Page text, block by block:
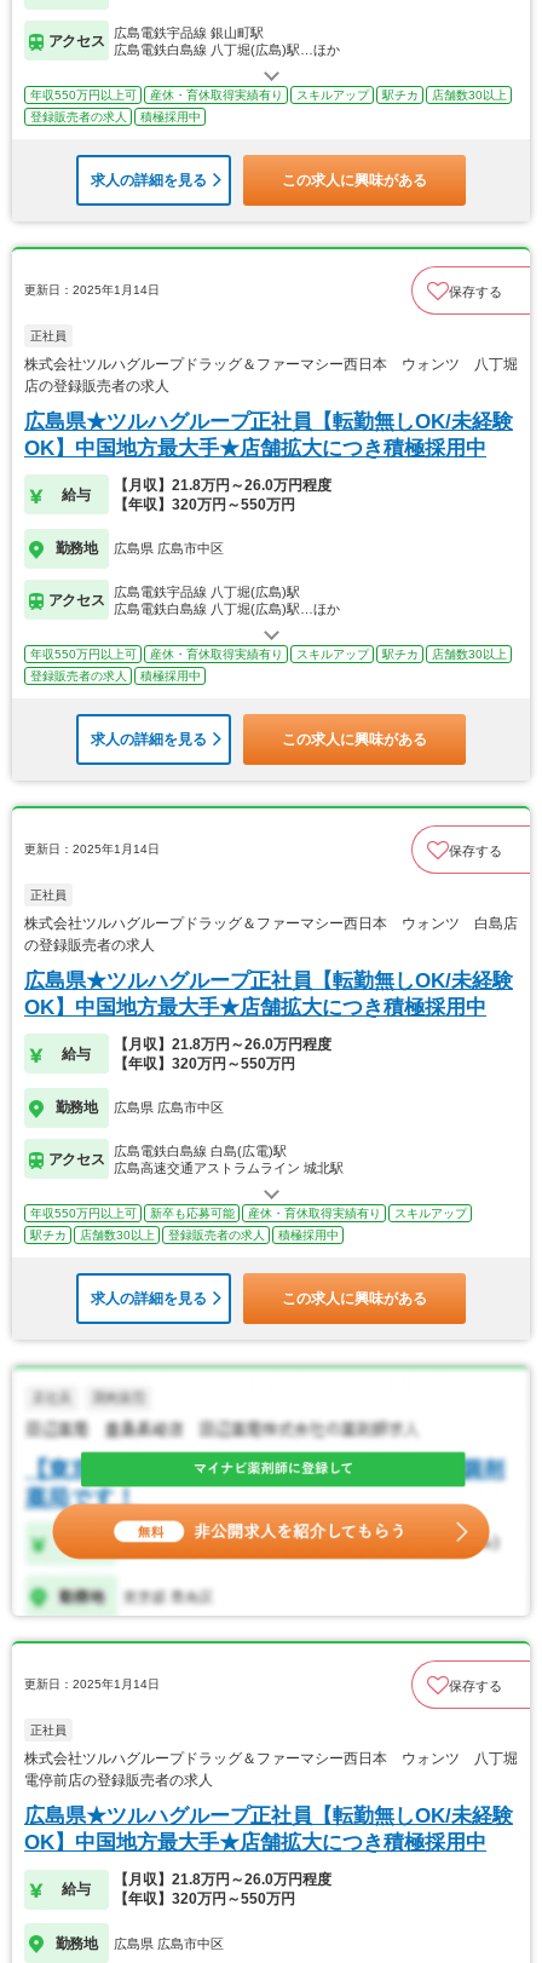
アクセス
広島電鉄宇品線 銀山町駅
広島電鉄白島線 八丁堀(広島)駅…ほか
年収550万円以上可 産休・育休取得実績有り スキルアップ 駅チカ
店舗数30以上
登録販売者の求人
積極採用中
求人の詳細を見る この求人に興味がある
更新日：2025年1月14日 保存する
正社員
株式会社ツルハグループドラッグ＆ファーマシー西日本 ウォンツ 八丁堀
店の登録販売者の求人
広島県★ツルハグループ正社員【転勤無しOK/未経験
OK】中国地方最大手★店舗拡大につき積極採用中
給与
【月収】21.8万円～26.0万円程度
【年収】320万円～550万円
勤務地 広島県 広島市中区
アクセス
広島電鉄宇品線 八丁堀(広島)駅
広島電鉄白島線 八丁堀(広島)駅…ほか
年収550万円以上可 産休・育休取得実績有り スキルアップ 駅チカ
店舗数30以上
登録販売者の求人
積極採用中
求人の詳細を見る この求人に興味がある
更新日：2025年1月14日 保存する
正社員
株式会社ツルハグループドラッグ＆ファーマシー西日本 ウォンツ 白島店
の登録販売者の求人
広島県★ツルハグループ正社員【転勤無しOK/未経験
OK】中国地方最大手★店舗拡大につき積極採用中
給与
【月収】21.8万円～26.0万円程度
【年収】320万円～550万円
勤務地 広島県 広島市中区
アクセス
広島電鉄白島線 白島(広電)駅
広島高速交通アストラムライン 城北駅
年収550万円以上可 新卒も応募可能 産休・育休取得実績有り
スキルアップ
駅チカ
店舗数30以上 登録販売者の求人 積極採用中
求人の詳細を見る この求人に興味がある
更新日：2025年1月14日 保存する
正社員
株式会社ツルハグループドラッグ＆ファーマシー西日本 ウォンツ 八丁堀
電停前店の登録販売者の求人
広島県★ツルハグループ正社員【転勤無しOK/未経験
OK】中国地方最大手★店舗拡大につき積極採用中
給与
【月収】21.8万円～26.0万円程度
【年収】320万円～550万円
勤務地 広島県 広島市中区